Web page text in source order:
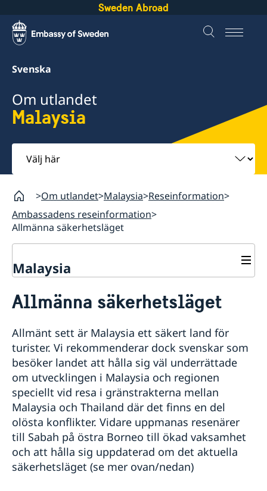
Sweden Abroad
Svenska
Om utlandet
Malaysia
Välj
här
Om utlandet Malaysia Reseinformation
Ambassadens reseinformation
Allmänna säkerhetsläget
Malaysia
Hjälp till svenskar i Malaysia
Pass i Malaysia
Förlust av pass
Provisoriskt pass
Samordningsnummer
Akut hjälp
Hjälp vid brott
Stulet eller förlorat bank-/kreditkort
Överföring av pengar från Sverige
Juridisk hjälp i utlandet
Anmäl din utlandsvistelse
Gifta sig i Malaysia
Medborgarskap
Registrera nyfödd utomlands
Internetbedrägeri
Kan jag förnya körkort utomlands?
Förvärv av Malaysiskt körkort
Legaliseringar
Levnadsintyg
Ambassadens reseinformation
Aktuella händelser
Allmänna säkerhetsläget
Terrorism
Naturförhållanden och katastrofer
In- och utresebestämmelser
Hälso- och sjukvård
Lokala lagar och sedvänjor
Kriminalitet och personlig säkerhet
Trafiksäkerhet
Allmänna säkerhetsläget
Allmänt sett är Malaysia ett säkert land för
turister. Vi rekommenderar dock svenskar som
besöker landet att hålla sig väl underrättade
om utvecklingen i Malaysia och regionen
speciellt vid resa i gränstrakterna mellan
Malaysia och Thailand där det finns en del
olösta konflikter. Vidare uppmanas resenärer
till Sabah på östra Borneo till ökad vaksamhet
och att hålla sig uppdaterad om det aktuella
säkerhetsläget (se mer ovan/nedan)